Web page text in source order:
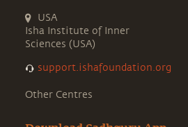
USA
Isha Institute of Inner
Sciences (USA)
support.ishafoundation.org
Other Centres